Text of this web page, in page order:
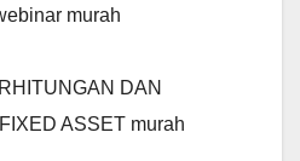
murah
DAN
ASSET murah